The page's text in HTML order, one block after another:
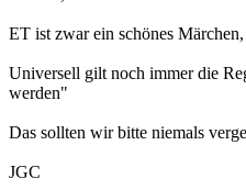
ET ist zwar ein schönes
Universell gilt noch immer die
werden"
Das sollten wir bitte niemals
JGC